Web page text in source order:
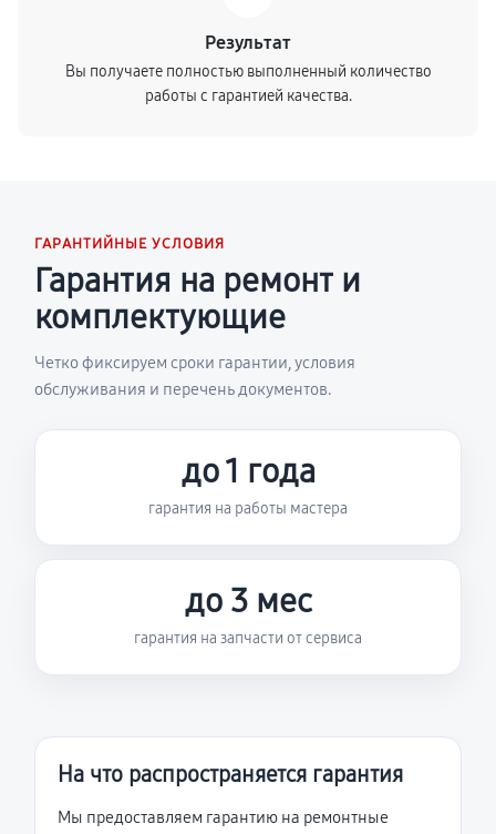
Результат
Вы получаете полностью выполненный количество
работы с гарантией качества.
ГАРАНТИЙНЫЕ УСЛОВИЯ
Гарантия на ремонт и
комплектующие
Четко фиксируем сроки гарантии, условия
обслуживания и перечень документов.
до 1 года
гарантия на работы мастера
до 3 мес
гарантия на запчасти от сервиса
На что распространяется гарантия
Мы предоставляем гарантию на ремонтные